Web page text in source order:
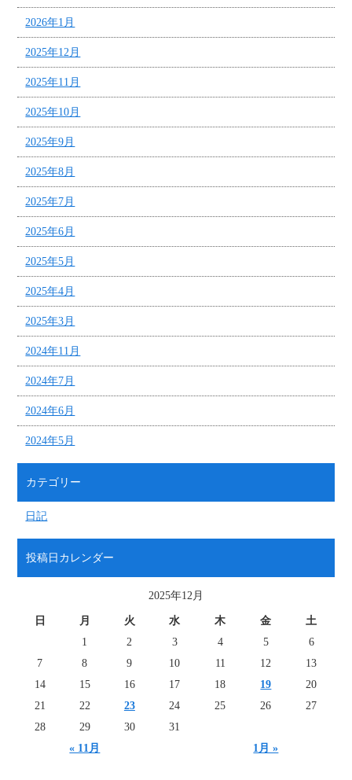
2026年1月
2025年12月
2025年11月
2025年10月
2025年9月
2025年8月
2025年7月
2025年6月
2025年5月
2025年4月
2025年3月
2024年11月
2024年7月
2024年6月
2024年5月
カテゴリー
日記
投稿日カレンダー
2025年12月
日 月 火 水 木 金 土
« 11月 1月 »
1 2 3 4 5
6
7
8 9 10 11 12
13
14
15 16 17 18 19
20
21
22 23 24 25 26
27
28
29 30 31